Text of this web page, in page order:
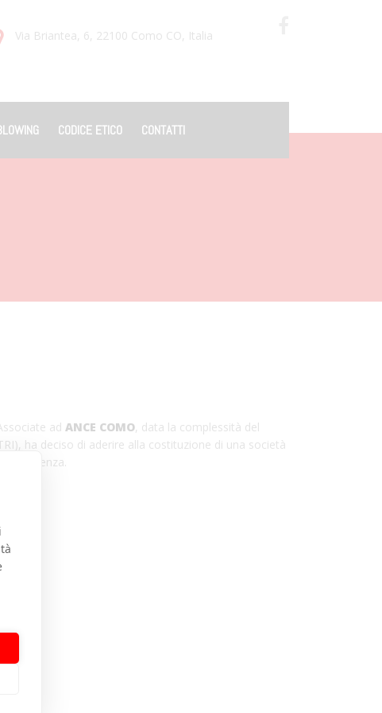
Via Briantea, 6, 22100 Como CO, Italia
CODICE ETICO CONTATTI
ad ANCE COMO, data la complessità del
ha deciso di aderire alla costituzione di una società
consulenza.